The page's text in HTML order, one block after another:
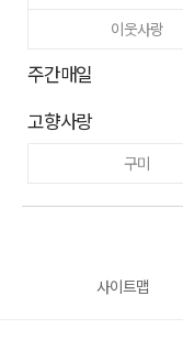
이웃사랑
주간매일
고향사랑
구미
사이트맵